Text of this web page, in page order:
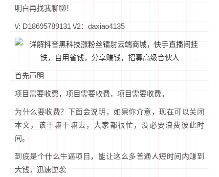
明白再找我聊聊！
\/: D18695789131 \/2：daxiao4135
首先声明
项目需要收费，项目需要收费，项目需要收费。
为什么要收费？下面会说明，如果你介意，现在可以关闭
本文，该干嘛干嘛去，大家都很忙，没必要浪费彼此时
间。
到底是个什么牛逼项目，能让这么多普通人短时间内赚到
大钱，迅速逆袭